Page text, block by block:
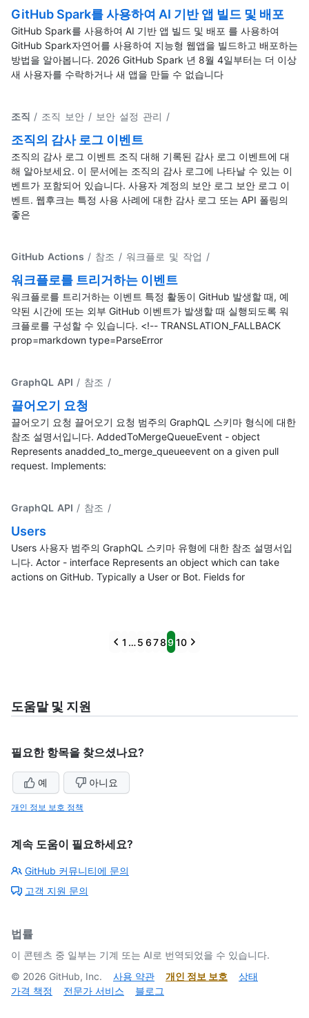
GitHub Spark를 사용하여 AI 기반 앱 빌드 및 배포
GitHub Spark를 사용하여 AI 기반 앱 빌드 및 배포 를 사용하여
GitHub Spark자연어를 사용하여 지능형 웹앱을 빌드하고 배포하는
방법을 알아봅니다. 2026 GitHub Spark 년 8월 4일부터는 더 이상
새 사용자를 수락하거나 새 앱을 만들 수 없습니다
조직 / 조직 보안 / 보안 설정 관리 /
조직의 감사 로그 이벤트
조직의 감사 로그 이벤트 조직 대해 기록된 감사 로그 이벤트에 대
해 알아보세요. 이 문서에는 조직의 감사 로그에 나타날 수 있는 이
벤트가 포함되어 있습니다. 사용자 계정의 보안 로그 보안 로그 이
벤트. 웹후크는 특정 사용 사례에 대한 감사 로그 또는 API 폴링의
좋은
GitHub Actions / 참조 / 워크플로 및 작업 /
워크플로를 트리거하는 이벤트
워크플로를 트리거하는 이벤트 특정 활동이 GitHub 발생할 때, 예
약된 시간에 또는 외부 GitHub 이벤트가 발생할 때 실행되도록 워
크플로를 구성할 수 있습니다. <!-- TRANSLATION_FALLBACK
prop=markdown type=ParseError
GraphQL API / 참조 /
끌어오기 요청
끌어오기 요청 끌어오기 요청 범주의 GraphQL 스키마 형식에 대한
참조 설명서입니다. AddedToMergeQueueEvent - object
Represents anadded_to_merge_queueevent on a given pull
request. Implements:
GraphQL API / 참조 /
Users
Users 사용자 범주의 GraphQL 스키마 유형에 대한 참조 설명서입
니다. Actor - interface Represents an object which can take
actions on GitHub. Typically a User or Bot. Fields for
Previous
1 …5 6789 10 Next
도움말 및 지원
필요한 항목을 찾으셨나요?
예 아니요
개인 정보 보호 정책
계속 도움이 필요하세요?
GitHub 커뮤니티에 문의
고객 지원 문의
법률
이 콘텐츠 중 일부는 기계 또는 AI로 번역되었을 수 있습니다.
© 2026 GitHub, Inc. 사용 약관 개인 정보 보호
상태
가격 책정
전문가 서비스 블로그